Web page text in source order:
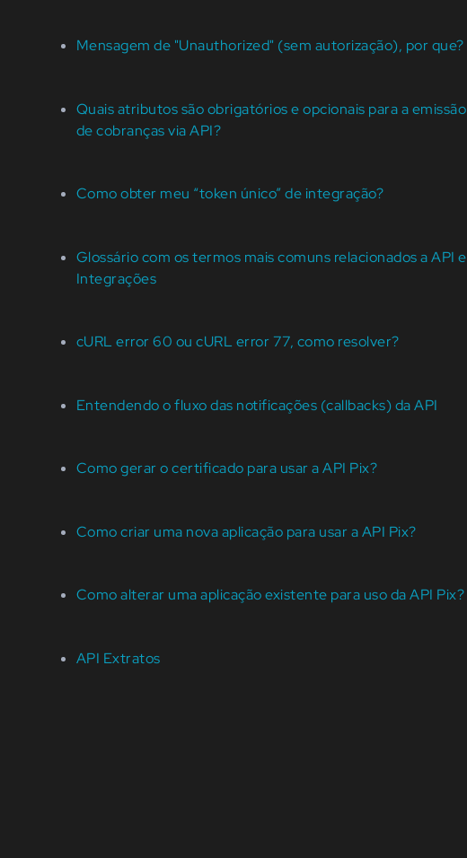
Mensagem de "Unauthorized" (sem autorização), por que?
Quais atributos são obrigatórios e opcionais para a emissão
de cobranças via API?
Como obter meu “token único” de integração?
Glossário com os termos mais comuns relacionados a API e
Integrações
cURL error 60 ou cURL error 77, como resolver?
Entendendo o fluxo das notificações (callbacks) da API
Como gerar o certificado para usar a API Pix?
Como criar uma nova aplicação para usar a API Pix?
Como alterar uma aplicação existente para uso da API Pix?
API Extratos